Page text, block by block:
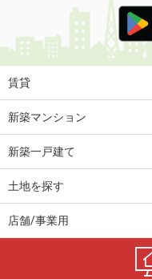
賃貸
新築マンション
新築一戸建て
土地を探す
店舗/事業用